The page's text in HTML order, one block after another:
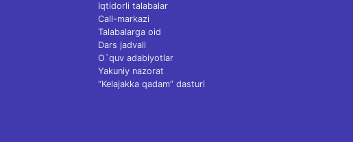
Iqtidorli talabalar
Call-markazi
Talabalarga oid
Dars jadvali
O`quv adabiyotlar
Yakuniy nazorat
“Kelajakka qadam” dasturi